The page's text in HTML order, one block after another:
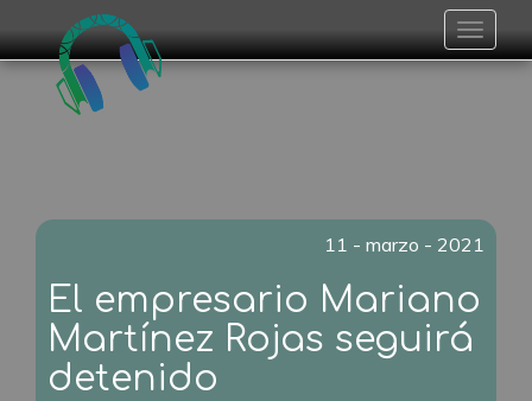
Toggle
11 - marzo - 2021
El empresario Mariano
Martínez Rojas seguirá
detenido